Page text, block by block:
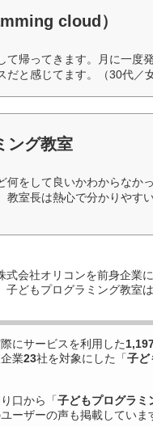
cloud）
て帰ってきます。月に一度
と感じてます。（30代／女
ング教室
何をして良いかわからなか
室長は熱心で分かりやす
式会社オリコンを前身企業
子どもプログラミング教室
にサービスを利用した
業23社を対象にした「子ど
口から「子どもプログラミ
ーザーの声も掲載していま